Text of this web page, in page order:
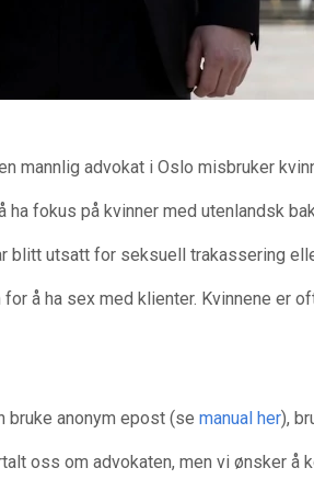
mannlig advokat i Oslo misbruker
ha fokus på kvinner med utenlandsk
blitt utsatt for seksuell trakassering
å ha sex med klienter. Kvinnene er
bruke anonym epost (se manual her),
oss om advokaten, men vi ønsker å